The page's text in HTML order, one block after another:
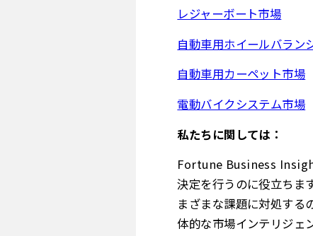
レジャーボート市場
自動車用ホイールバラン
自動車用カーペット市場
電動バイクシステム市場
私たちに関しては：
Fortune Business
決定を行うのに役立ちま
まざまな課題に対処する
体的な市場インテリジェ